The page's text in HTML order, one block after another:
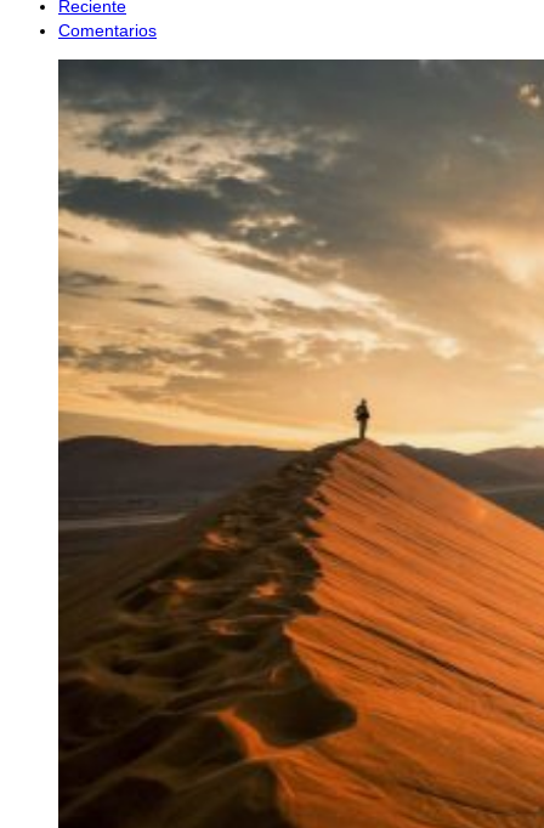
Reciente
Comentarios